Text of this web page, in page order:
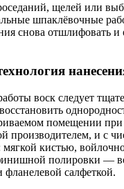
щелей или
шпаклёвочные
снова отшлифовать и
воск следует
помещении при
производителем, и с
кистью,
полировки —
салфеткой.